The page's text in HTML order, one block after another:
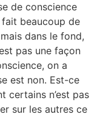
de conscience
fait beaucoup de
dans le fond,
pas une façon
on a
est non. Est-ce
certains n’est pas
sur les autres ce